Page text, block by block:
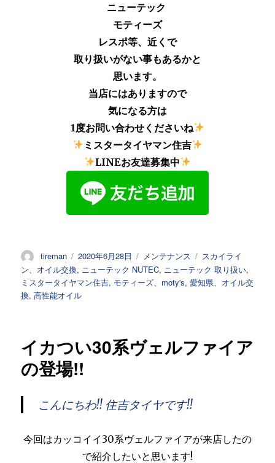
ニューテック
モティーズ
レスポ等、近くで
取り扱いがない事もあるかと
思います。
当店にはありますので
気になる方は
1度お問い合わせくださいね
ミスタータイヤマン住吉
LINEお友達募集中
投
稿
者
tireman
投
稿
日:
2020年6月28日
カ
テ
ゴ
メンテナンス
タ
グ
スカイライ
ン、オイル交換, ニューテック NUTEC, ニューテック 取り扱い,
ミスタータイヤマン住吉, モティーズ、moty's,愛知県、オイル交
換,高性能オイル
イカつい30系ヴェルファイア
の登場!!
こんにちわ!! 住吉タイヤです!!
今回はカッコイイ30系ヴェルファイアが来店したの
で紹介したいと思います!